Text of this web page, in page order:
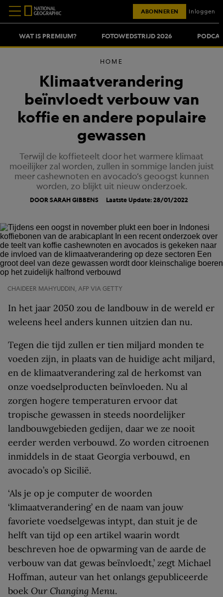
WAT IS PREMIUM? FOTOWEDSTRIJD 2026
ABONNEREN Inloggen
HOME
Klimaatverandering
beïnvloedt verbouw van
koffie en andere populaire
gewassen
Terwijl de koffieteelt door het warmere klimaat
moeilijker zal worden, zullen in sommige landen juist
meer cashewnoten en avocado’s geoogst kunnen
worden, zo blijkt uit nieuw onderzoek.
DOOR SARAH GIBBENS Laatste Update: 28/01/2022
CHAIDEER MAHYUDDIN, AFP VIA GETTY
In het jaar 2050 zou de landbouw in de wereld er
weleens heel anders kunnen uitzien dan nu.
Tegen die tijd zullen er tien miljard monden te
voeden zijn, in plaats van de huidige acht miljard,
en de klimaatverandering zal de herkomst van
onze voedselproducten beïnvloeden. Nu al
zorgen hogere temperaturen ervoor dat
tropische gewassen in steeds noordelijker
landbouwgebieden gedijen, daar we ze nooit
eerder werden verbouwd. Zo worden citroenen
inmiddels in de staat Georgia verbouwd, en
avocado’s op Sicilië.
‘Als je op je computer de woorden
‘klimaatverandering’ en de naam van jouw
favoriete voedselgewas intypt, dan stuit je de
helft van tijd op een artikel waarin wordt
beschreven hoe de opwarming van de aarde de
verbouw van dat gewas beïnvloedt,’ zegt Michael
Hoffman, auteur van het onlangs gepubliceerde
boek Our Changing Menu.